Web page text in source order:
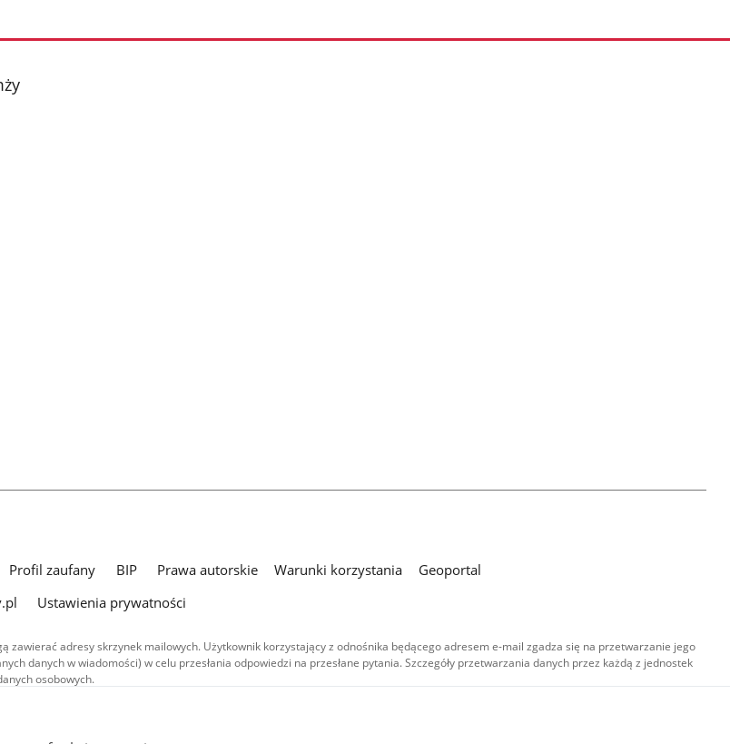
Profil zaufany BIP Prawa autorskie Warunki korzystania
Geoportal
Ustawienia prywatności
zawierać adresy skrzynek mailowych. Użytkownik korzystający z odnośnika będącego adresem e-mail zgadza się na przetwarzanie jego
danych w wiadomości) w celu przesłania odpowiedzi na przesłane pytania. Szczegóły przetwarzania danych przez każdą z jednostek
osobowych.
(z wyłączeniem treści audiowizualnych), są
Commons: uznanie autorstwa - na tych samych
Materiały audiowizualne, w tym zdjęcia, materiały audio i wideo,